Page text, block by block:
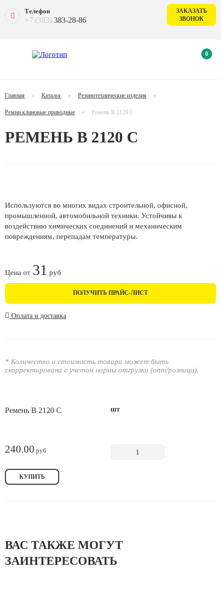
Телефон
+7 (383) 383-28-86
ЗАКАЗАТЬ
ЗВОНОК
0
Главная » Каталог » Резинотехнические изделия »
Ремни клиновые приводные » Ремень В 2120 С
РЕМЕНЬ В 2120 С
Используются во многих видах строительной, офисной,
промышленной, автомобильной техники. Устойчивы к
воздействию химических соединений и механическим
повреждениям, перепадам температуры.
Цена от 31 руб
ПОЛУЧИТЬ ПРАЙС-ЛИСТ
Оплата и доставка
* Количество и стоимость товара может быть
скорректирована с учетом нормы отгрузки (опт/розница).
Ремень В 2120 С шт
240.00 руб
КУПИТЬ
ВАС ТАКЖЕ МОГУТ
ЗАИНТЕРЕСОВАТЬ